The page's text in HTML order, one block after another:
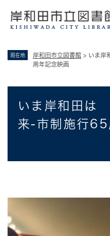
現在地 岸和田市立図書館 > いま岸
周年記念映画
いま岸和田は
来-市制施行65